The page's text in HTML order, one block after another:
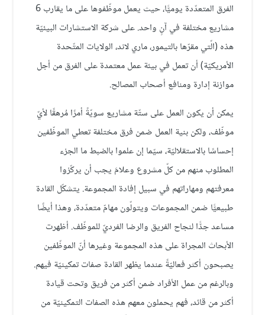
الفرق المتعدّدة يوميًّا، حيث يعمل موظّفوها على ما يقارب 6
مشاريع مختلفة في آنٍ واحد. على شركة الاستشارات البيئيّة
هذه (الّتي مقرّها بالتيمور، ماري لاند، الولايات المتّحدة
الأمريكيّة) أن تعمل في بيئة عمل معتمدة على الفرق من أجل
موازنة إدارة ومنافع أصحاب المصالح.
يمكن أن يكون العمل على ستّة مشاريع سويّةً أمرًا مُرهقًا لأيّ
موظّف، ولكن بنية العمل ضمن فرق مختلفة تعطي الموظّفين
إحساسًا بالاستقلاليّة، سيّما إن علموا بالضبط ما الجزء
المطلوب منهم من كلّ مشروع وعلامَ يجب أن يركّزوا
معرفتهم ومهاراتهم في سبيل إفادة المجموعة. يتشكّل القادة
طبيعيًّا ضمن المجموعات ويتولّون مهامّ متعدّدة، وهذا أيضًا
مساعد جدًّا لنجاح الفريق والرضا الفرديّ للموظّف. أظهرت
الأبحاث المجراة على هذه المجموعة وغيرها أنّ الموظّفين
يصبحون أكثر فعاليّةً عندما يظهر القادة صفات تمكينيّة فيهم.
وبالرغم من عمل الأفراد ضمن أكثر من فريق وتحت قيادة
أكثر من قائد، فهم يحملون معهم هذه الصفات التمكينيّة من